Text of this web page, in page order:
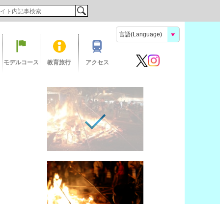
モデルコース 教育旅行 アクセス